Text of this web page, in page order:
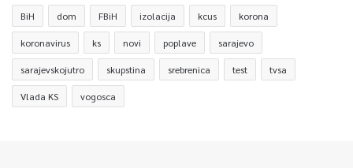
BiH dom FBiH izolacija kcus korona
koronavirus ks novi poplave sarajevo
sarajevskojutro skupstina srebrenica test tvsa
Vlada KS vogosca